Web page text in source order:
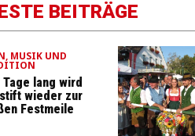
BEITRÄGE
MUSIK UND
lang wird
wieder zur
Festmeile